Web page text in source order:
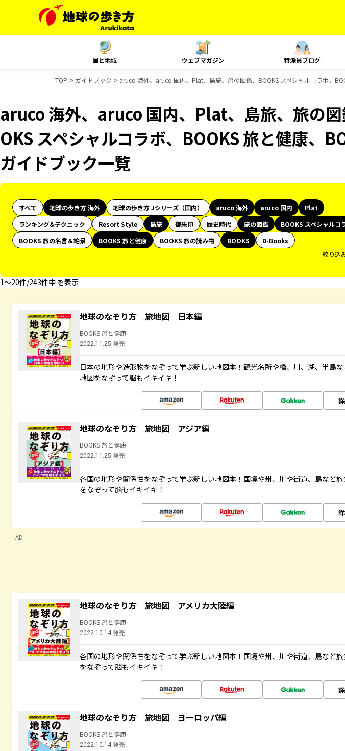
国と地域 ウェブマガジン 特派員ブログ
TOP ガイドブック aruco 海外、aruco 国内、Plat、島旅、旅の図鑑、BOOKS スペシャルコラボ、
aruco 海外、aruco 国内、Plat、島旅、旅の
OKS スペシャルコラボ、BOOKS 旅と健康、
ガイドブック一覧
すべて 地球の歩き方 海外 地球の歩き方 Jシリーズ（国内） aruco 海外 aruco 国内
Plat
ランキング&テクニック
Resort Style 島旅 御朱印 歴史時代 旅の図鑑
BOOKS スペシャルコ
BOOKS 旅の名言＆絶景
BOOKS 旅と健康 BOOKS 旅の読み物 BOOKS
D-Books
絞り込
1〜20件/243件中 を表示
地球のなぞり方 旅地図 日本編
BOOKS 旅と健康
2022.11.25 発売
日本の地形や造形物をなぞって学ぶ新しい地図本！観光名所や橋、川、湖、半島
地図をなぞって脳もイキイキ！
地球のなぞり方 旅地図 アジア編
BOOKS 旅と健康
2022.11.25 発売
各国の地形や関係性をなぞって学ぶ新しい地図本！国境や州、川や街道、島など
をなぞって脳もイキイキ！
AD
地球のなぞり方 旅地図 アメリカ大陸編
BOOKS 旅と健康
2022.10.14 発売
各国の地形や関係性をなぞって学ぶ新しい地図本！国境や州、川や街道、島など
をなぞって脳もイキイキ！
地球のなぞり方 旅地図 ヨーロッパ編
BOOKS 旅と健康
2022.10.14 発売